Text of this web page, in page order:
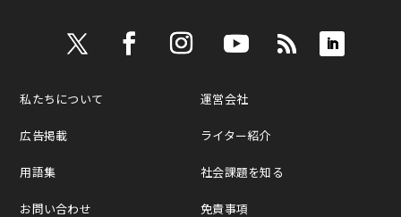
私たちについて
広告掲載
用語集
お問い合わせ
運営会社
ライター紹介
社会課題を知る
免責事項